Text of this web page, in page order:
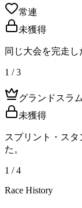
常連
未獲得
同じ大会を完走し
1 / 3
グランドスラム
未獲得
スプリント・ス
た。
1 / 4
Race History